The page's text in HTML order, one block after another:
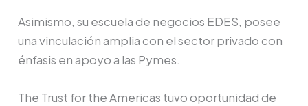
Asimismo, su escuela de negocios EDES, posee
una vinculación amplia con el sector privado con
énfasis en apoyo a las Pymes.
The Trust for the Americas tuvo oportunidad de